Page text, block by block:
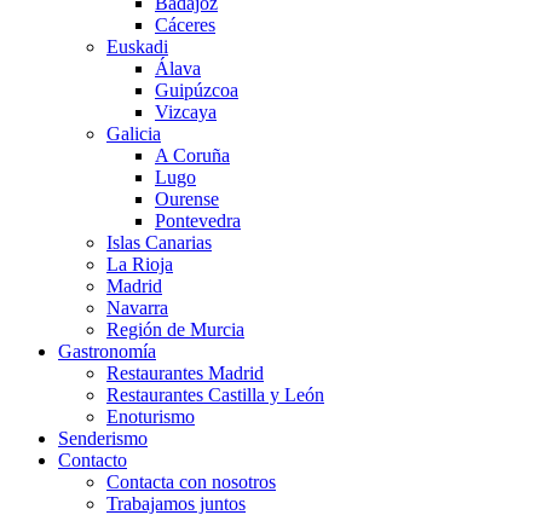
Cáceres
Euskadi
Álava
Guipúzcoa
Vizcaya
Galicia
A Coruña
Lugo
Ourense
Pontevedra
Islas Canarias
La Rioja
Madrid
Navarra
Región de Murcia
Gastronomía
Restaurantes Madrid
Restaurantes Castilla y León
Enoturismo
Senderismo
Contacto
Contacta con nosotros
Trabajamos juntos